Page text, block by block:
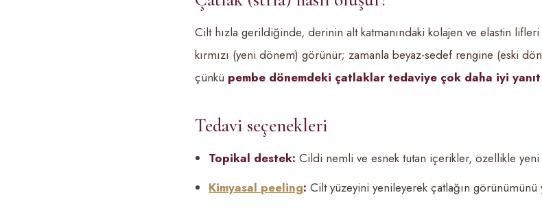
Cilt hızla gerildiğinde, derinin alt katmanındaki kolajen ve elastin
kırmızı (yeni dönem) görünür; zamanla beyaz-sedef rengine (eski
çünkü pembe dönemdeki çatlaklar tedaviye çok daha iyi
Tedavi seçenekleri
Topikal destek: Cildi nemli ve esnek tutan içerikler, özellikle
Kimyasal peeling: Cilt yüzeyini yenileyerek çatlağın görünümünü